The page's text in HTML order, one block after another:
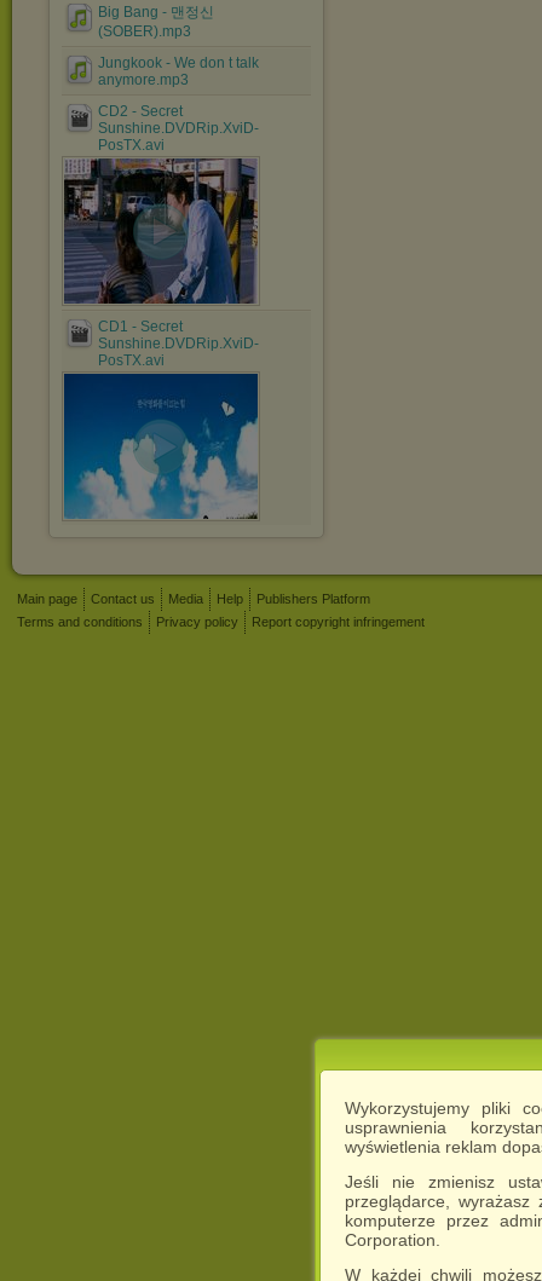
Wykorzystujemy pliki
usprawnienia
wyświetlenia reklam
Jeśli nie zmienisz
przeglądarce,
komputerze przez
Corporation.
W każdej chwili
Big Bang - 맨정신
(SOBER).mp3
Jungkook - We don t talk
anymore.mp3
CD2 - Secret
Sunshine.DVDRip.XviD-
PosTX.avi
CD1 - Secret
Sunshine.DVDRip.XviD-
PosTX.avi
Main page Contact us Media Help
Publishers Platform
Terms and conditions
Privacy policy Report copyright infringement